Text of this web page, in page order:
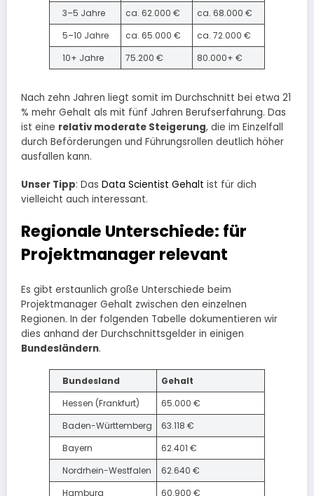
3–5 Jahre
ca. 62.000 €
ca. 68.000 €
5–10 Jahre
ca. 65.000 €
ca. 72.000 €
10+ Jahre
75.200 € 80.000+ €
Nach zehn Jahren liegt somit im Durchschnitt bei etwa 21
% mehr Gehalt als mit fünf Jahren Berufserfahrung. Das
ist eine relativ moderate Steigerung, die im Einzelfall
durch Beförderungen und Führungsrollen deutlich höher
ausfallen kann.
Unser Tipp: Das Data Scientist Gehalt ist für dich
vielleicht auch interessant.
Regionale Unterschiede: für
Projektmanager relevant
Es gibt erstaunlich große Unterschiede beim
Projektmanager Gehalt zwischen den einzelnen
Regionen. In der folgenden Tabelle dokumentieren wir
dies anhand der Durchschnittsgelder in einigen
Bundesländern.
Bundesland
Gehalt
Hessen (Frankfurt)
65.000 €
Baden-Württemberg
63.118 €
Bayern
62.401 €
Nordrhein-Westfalen
62.640 €
Hamburg
60.900 €